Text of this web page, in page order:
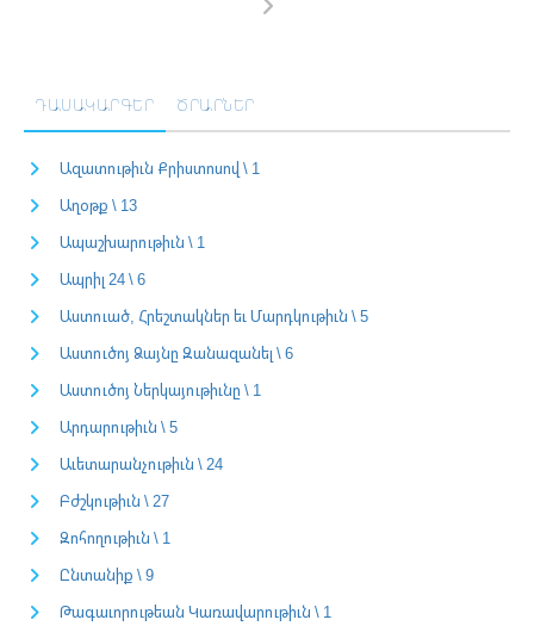
ԴԱՍԱԿԱՐԳԵՐ ԾՐԱՐՆԵՐ
Ազատութիւն Քրիստոսով \ 1
Աղօթք \ 13
Ապաշխարութիւն \ 1
Ապրիլ 24 \ 6
Աստուած, Հրեշտակներ եւ Մարդկութիւն \ 5
Աստուծոյ Ձայնը Զանազանել \ 6
Աստուծոյ Ներկայութիւնը \ 1
Արդարութիւն \ 5
Աւետարանչութիւն \ 24
Բժշկութիւն \ 27
Զոհողութիւն \ 1
Ընտանիք \ 9
Թագաւորութեան Կառավարութիւն \ 1